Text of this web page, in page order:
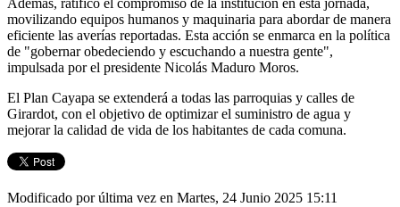
Además, ratificó el compromiso de la institución en esta jornada,
movilizando equipos humanos y maquinaria para abordar de manera
eficiente las averías reportadas. Esta acción se enmarca en la política
de "gobernar obedeciendo y escuchando a nuestra gente",
impulsada por el presidente Nicolás Maduro Moros.
El Plan Cayapa se extenderá a todas las parroquias y calles de
Girardot, con el objetivo de optimizar el suministro de agua y
mejorar la calidad de vida de los habitantes de cada comuna.
Modificado por última vez en Martes, 24 Junio 2025 15:11